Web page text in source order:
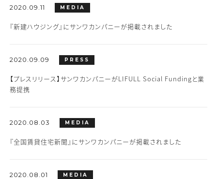
2020.09.11 MEDIA
『新建ハウジング』にサンワカンパニーが掲載されました
2020.09.09 PRESS
【プレスリリース】サンワカンパニーがLIFULL Social Fundingと業
務提携
2020.08.03 MEDIA
『全国賃貸住宅新聞』にサンワカンパニーが掲載されました
2020.08.01 MEDIA